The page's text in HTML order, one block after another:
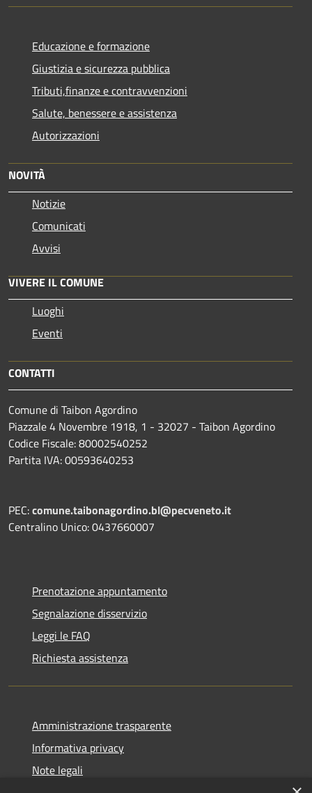
Educazione e formazione
Giustizia e sicurezza pubblica
Tributi,finanze e contravvenzioni
Salute, benessere e assistenza
Autorizzazioni
NOVITÀ
Notizie
Comunicati
Avvisi
VIVERE IL COMUNE
Luoghi
Eventi
CONTATTI
Comune di Taibon Agordino
Piazzale 4 Novembre 1918, 1 - 32027 - Taibon Agordino
Codice Fiscale: 80002540252
Partita IVA: 00593640253
PEC:comune.taibonagordino.bl@pecveneto.it
Centralino Unico: 0437660007
Prenotazione appuntamento
Segnalazione disservizio
Leggi le FAQ
Richiesta assistenza
Amministrazione trasparente
Informativa privacy
Note legali